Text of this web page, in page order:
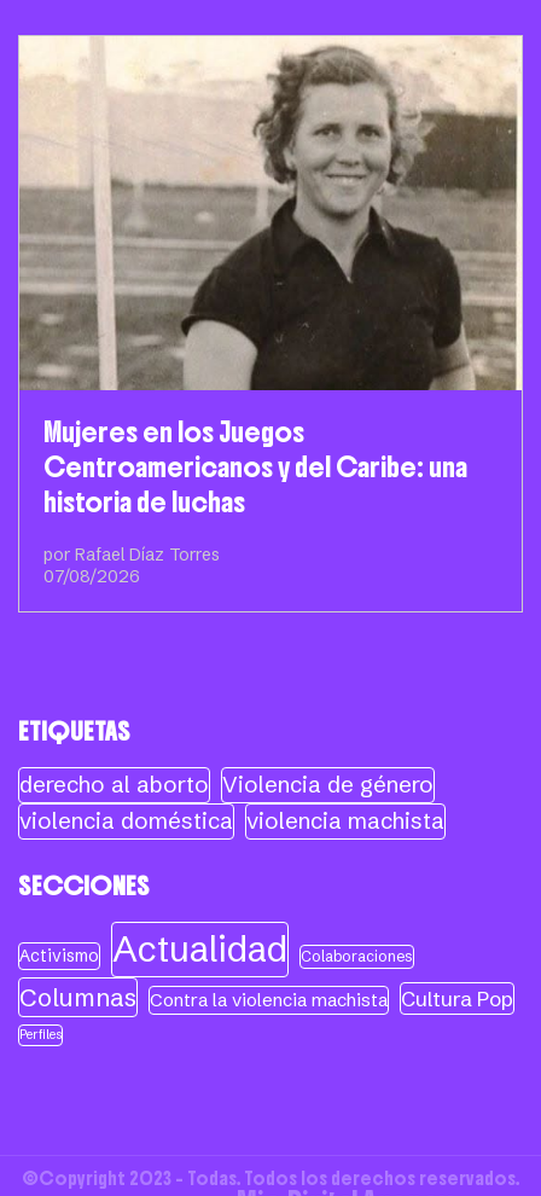
Mujeres en los Juegos
Centroamericanos y del Caribe: una
historia de luchas
por Rafael Díaz Torres
07/08/2026
ETIQUETAS
derecho al aborto Violencia de género
violencia doméstica violencia machista
SECCIONES
Activismo Actualidad Colaboraciones
Columnas Contra la violencia machista Cultura Pop
Perfiles
©Copyright 2023 - Todas. Todos los derechos reservados.